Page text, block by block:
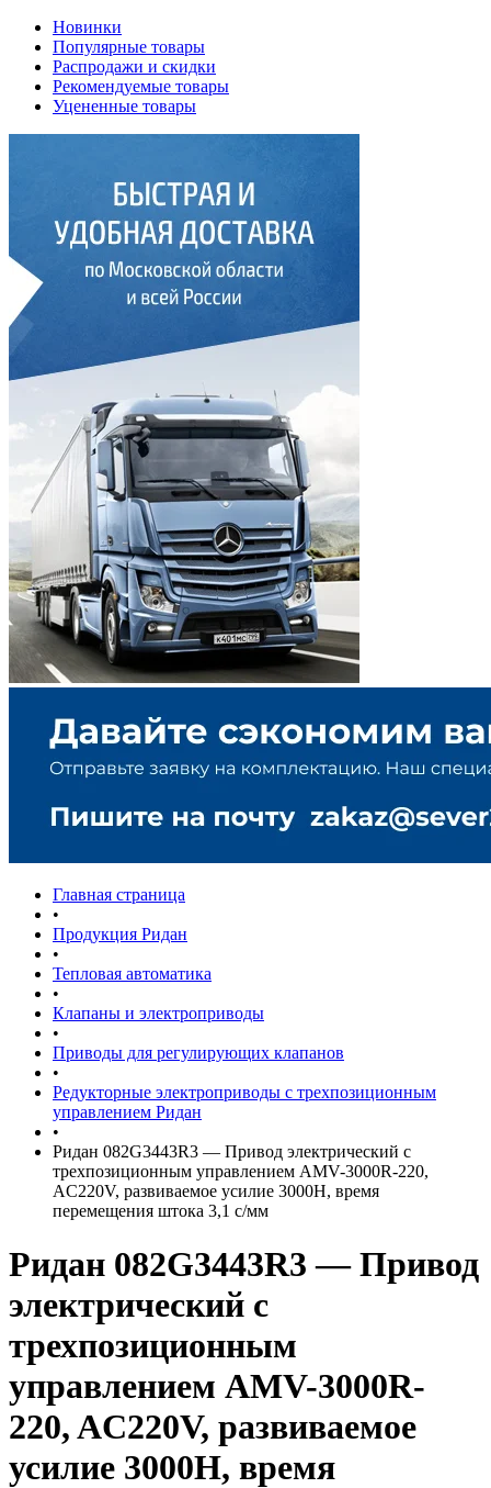
Новинки
Популярные товары
Распродажи и скидки
Рекомендуемые товары
Уцененные товары
Главная страница
•
Продукция Ридан
•
Тепловая автоматика
•
Клапаны и электроприводы
•
Приводы для регулирующих клапанов
•
Редукторные электроприводы с трехпозиционным
управлением Ридан
•
Ридан 082G3443R3 — Привод электрический с
трехпозиционным управлением AMV-3000R-220,
AC220V, развиваемое усилие 3000Н, время
перемещения штока 3,1 с/мм
Ридан 082G3443R3 — Привод
электрический с
трехпозиционным
управлением AMV-3000R-
220, AC220V, развиваемое
усилие 3000Н, время